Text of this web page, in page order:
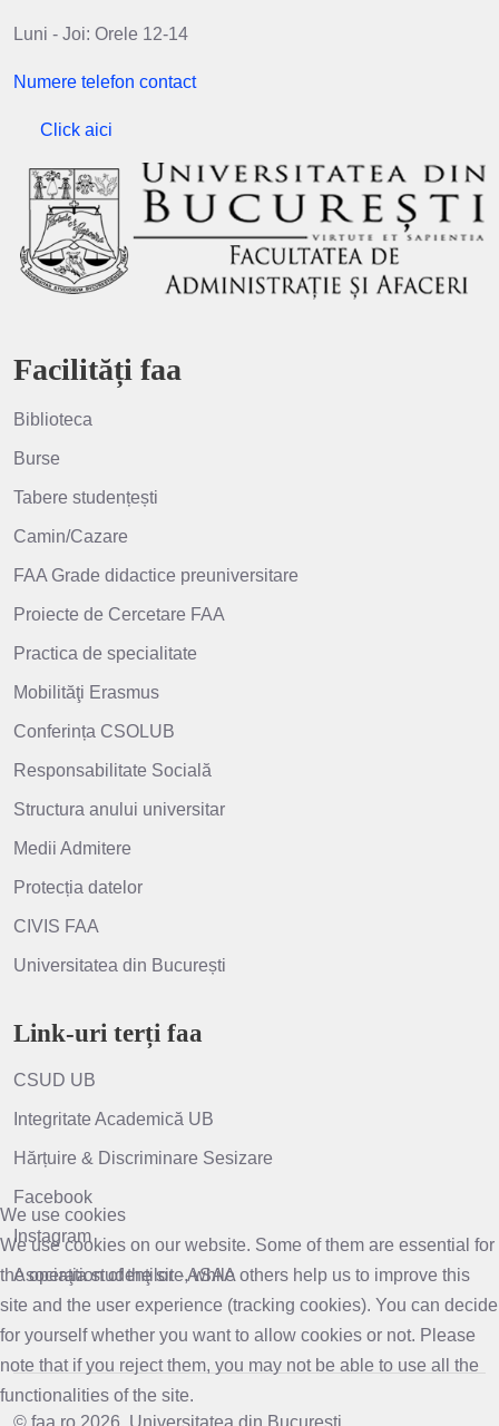
Luni - Joi: Orele 12-14
Numere telefon contact
Click aici
Facilități faa
Biblioteca
Burse
Tabere studențești
Camin/Cazare
FAA Grade didactice preuniversitare
Proiecte de Cercetare FAA
Practica de specialitate
Mobilităţi Erasmus
Conferința CSOLUB
Responsabilitate Socială
Structura anului universitar
Medii Admitere
Protecția datelor
CIVIS FAA
Universitatea din București
Link-uri terți faa
CSUD UB
Integritate Academică UB
Hărțuire & Discriminare Sesizare
Facebook
Instagram
Asociaţia studenţilor - ASAA
© faa.ro 2026, Universitatea din București
We use cookies
We use cookies on our website. Some of them are essential for
the operation of the site, while others help us to improve this
site and the user experience (tracking cookies). You can decide
for yourself whether you want to allow cookies or not. Please
note that if you reject them, you may not be able to use all the
functionalities of the site.